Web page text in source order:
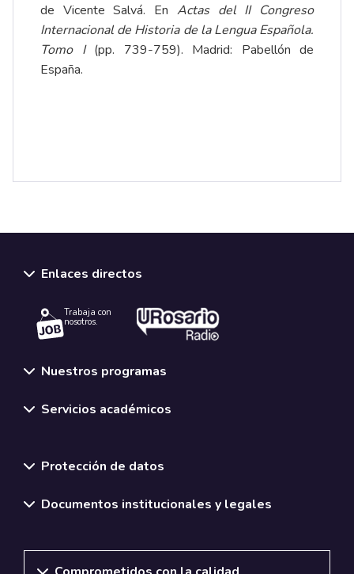
de Vicente Salvá. En Actas del II Congreso
Internacional de Historia de la Lengua Española.
Tomo I(pp. 739-759). Madrid: Pabellón de
España.
Enlaces directos
Trabaja con
nosotros.
Nuestros programas
Servicios académicos
Protección de datos
Documentos institucionales y legales